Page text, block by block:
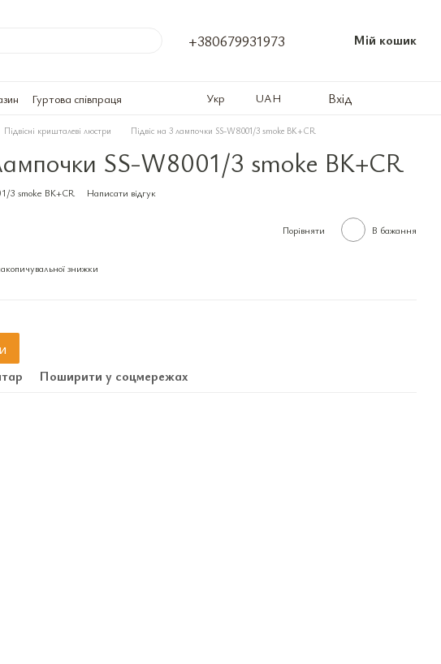
+380679931973 Мій кошик
Гуртова співпраця Укр UAH Вхід
Підвісні кришталеві люстри Підвіс на 3 лампочки SS-W8001/3 smoke BK+CR
SS-W8001/3 smoke BK+CR
3 smoke BK+CR Написати відгук
Порівняти В бажання
знижки
Поширити у соцмережах